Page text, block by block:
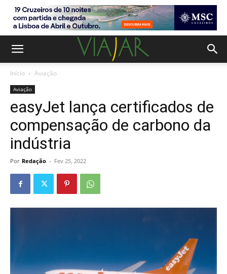
Início Aviação
Aviação
easyJet lança certificados de
compensação de carbono da
indústria
Por Redação - Fev 25, 2022